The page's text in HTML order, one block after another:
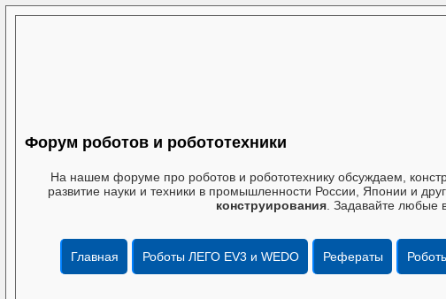
Форум роботов и робототехники
На нашем форуме про роботов и робототехнику обсуждаем,
развитие науки и техники в промышленности России, Японии и
конструирования. Задавайте любые
Главная Роботы ЛЕГО EV3 и WEDO Рефераты